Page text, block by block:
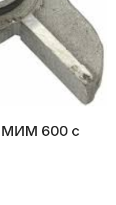
МИМ 600 с